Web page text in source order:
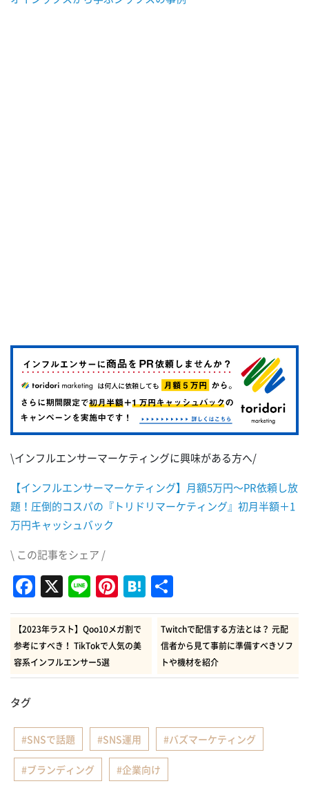
\インフルエンサーマーケティングに興味がある方へ/
【インフルエンサーマーケティング】月額5万円～PR依頼し放
題！圧倒的コスパの『トリドリマーケティング』初月半額＋1
万円キャッシュバック
\ この記事をシェア /
Facebook
X LinePinterest
Hatena
有
【2023年ラスト】Qoo10メガ割で
参考にすべき！ TikTokで人気の美
容系インフルエンサー5選
Twitchで配信する方法とは？ 元配
信者から見て事前に準備すべきソフ
トや機材を紹介
タグ
SNSで話題 SNS運用 バズマーケティング
ブランディング 企業向け